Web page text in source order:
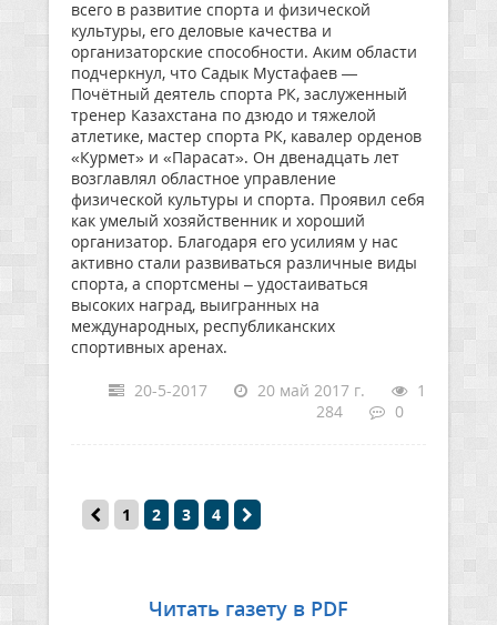
всего в развитие спорта и физической
культуры, его деловые качества и
организаторские способности. Аким области
подчеркнул, что Садык Мустафаев —
Почётный деятель спорта РК, заслуженный
тренер Казахстана по дзюдо и тяжелой
атлетике, мастер спорта РК, кавалер орденов
«Курмет» и «Парасат». Он двенадцать лет
возглавлял областное управление
физической культуры и спорта. Проявил себя
как умелый хозяйственник и хороший
организатор. Благодаря его усилиям у нас
активно стали развиваться различные виды
спорта, а спортсмены – удостаиваться
высоких наград, выигранных на
международных, республиканских
спортивных аренах.
20-5-2017 20 май 2017 г.
1
284
0
1 2 3 4
Читать газету в PDF